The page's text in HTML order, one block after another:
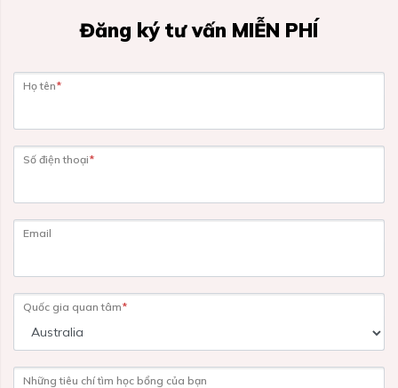
Đăng ký tư vấn MIỄN PHÍ
Họ tên*
Số điện thoại*
Email
Quốc gia quan tâm*
Những tiêu chí tìm học bổng của bạn